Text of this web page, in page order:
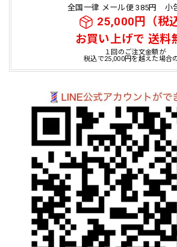
全国一律 メール便 385円 小
25,000円（税
お買い上げで 送料
１回のご注文金額が
税込で25,000円を越えた場合